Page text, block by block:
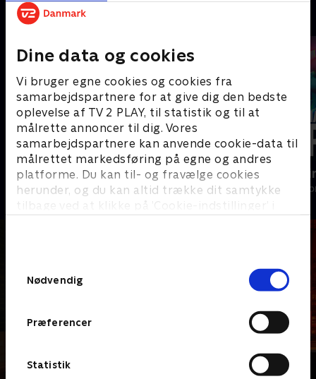
Dine data og cookies
Vi bruger egne cookies og cookies fra
samarbejdspartnere for at give dig den bedste
oplevelse af TV 2 PLAY, til statistik og til at
målrette annoncer til dig. Vores
samarbejdspartnere kan anvende cookie-data til
målrettet markedsføring på egne og andres
platforme. Du kan til- og fravælge cookies
herunder, og du kan altid trække dit samtykke
tilbage ved at klikke på ’Cookie-indstillinger’ i
Nødvendig
Præferencer
Statistik
Andre så også
Dansegarderoben
Drama • 1 sæsoner
Happy
Drama • 1